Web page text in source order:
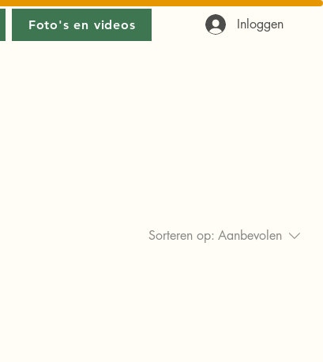
Foto's en videos Inloggen
Sorteren op: Aanbevolen